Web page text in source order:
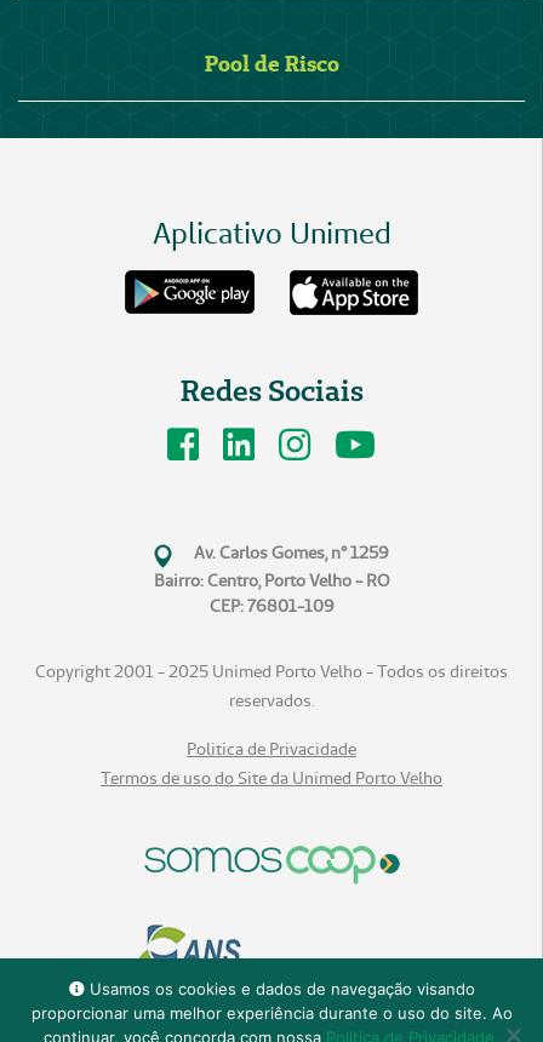
Usamos os cookies e dados de navegação visando
proporcionar uma melhor experiência durante o uso do site. Ao
continuar, você concorda com nossa Política de Privacidade.
Pool de Risco
Aplicativo Unimed
Redes Sociais
Av. Carlos Gomes, n° 1259
Bairro: Centro, Porto Velho - RO
CEP: 76801-109
Copyright 2001 - 2025 Unimed Porto Velho - Todos os direitos
reservados.
Politica de Privacidade
Termos de uso do Site da Unimed Porto Velho